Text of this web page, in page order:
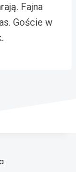
Fajna
Goście w